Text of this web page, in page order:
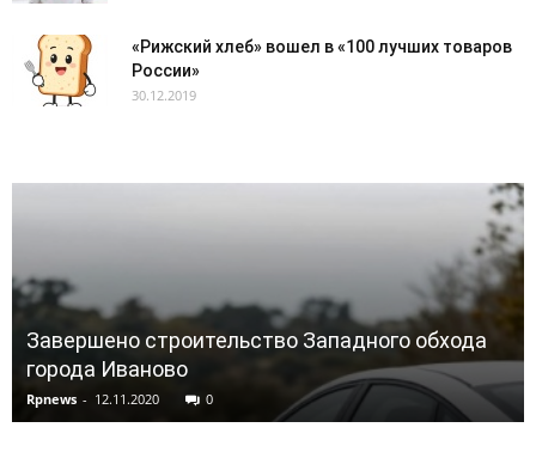
«Рижский хлеб» вошел в «100 лучших товаров
России»
30.12.2019
Завершено строительство Западного обхода
города Иваново
Rpnews - 12.11.2020 0